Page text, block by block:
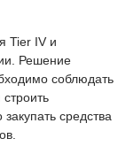
Tier IV и
Решение
соблюдать
средства